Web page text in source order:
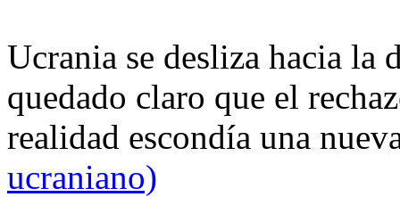
Ucrania se desliza hacia
quedado claro que el
realidad escondía una
ucraniano)